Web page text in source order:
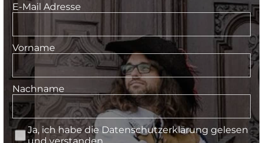
E-Mail Adresse
Vorname
Nachname
Ja, ich habe die Datenschutzerklärung gelesen